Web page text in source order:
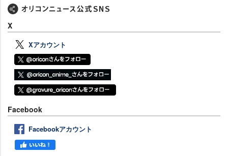
X
Xアカウント
Facebook
Facebookアカウント